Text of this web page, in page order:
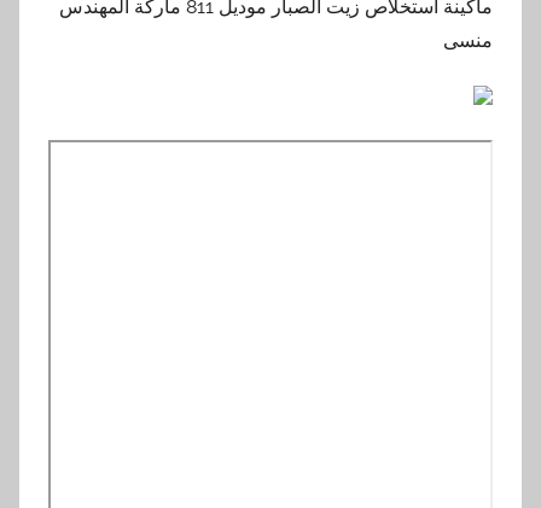
ماكينة استخلاص زيت الصبار موديل 811 ماركة المهندس
منسى